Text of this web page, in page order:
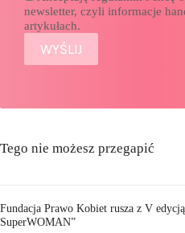
newsletter, czyli informacje
artykułach.
Tego nie możesz przegapić
Fundacja Prawo Kobiet rusza z V
SuperWOMAN”